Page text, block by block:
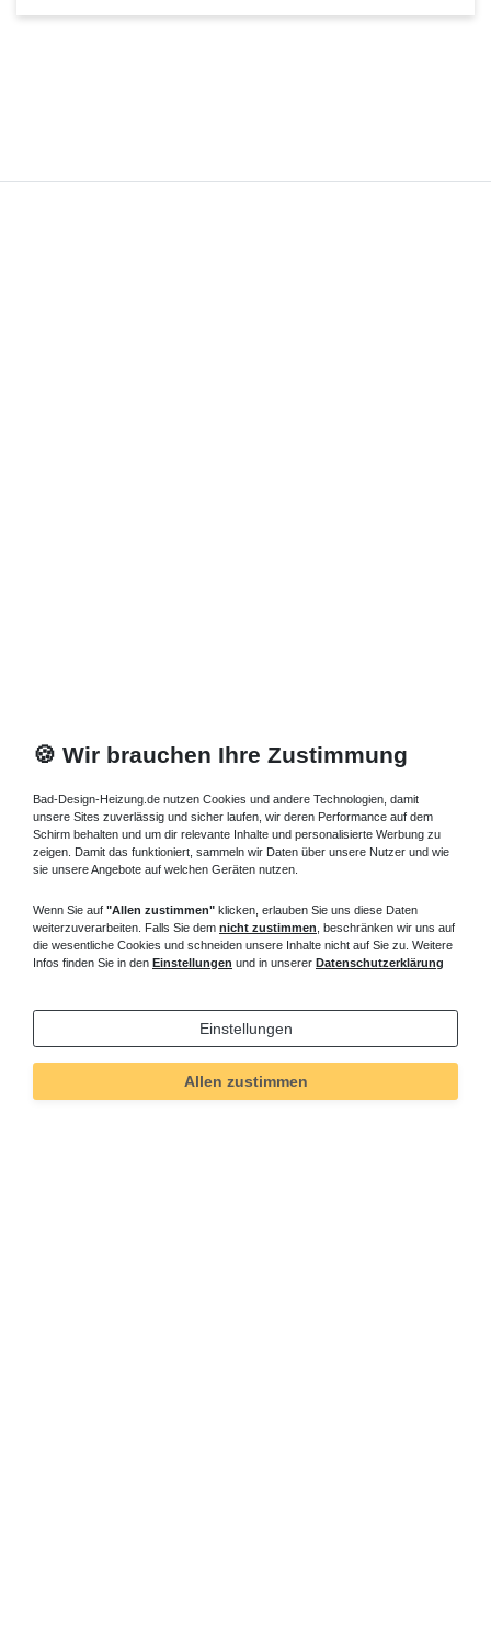
Merkmal
🍪 Wir brauchen Ihre Zustimmung
Bad-Design-Heizung.de nutzen Cookies und andere Technologien, damit
unsere Sites zuverlässig und sicher laufen, wir deren Performance auf dem
Schirm behalten und um dir relevante Inhalte und personalisierte Werbung zu
zeigen. Damit das funktioniert, sammeln wir Daten über unsere Nutzer und wie
sie unsere Angebote auf welchen Geräten nutzen.
Wenn Sie auf "Allen zustimmen" klicken, erlauben Sie uns diese Daten
weiterzuverarbeiten. Falls Sie dem nicht zustimmen , beschränken wir uns auf
die wesentliche Cookies und schneiden unsere Inhalte nicht auf Sie zu. Weitere
Infos finden Sie in den Einstellungen und in unserer Datenschutzerklärung
Einstellungen
Allen zustimmen